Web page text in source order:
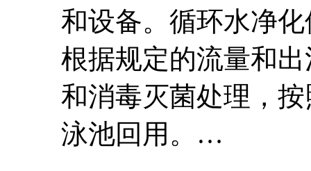
和设备。循环水净
根据规定的流量和
和消毒灭菌处理，
泳池回用。…